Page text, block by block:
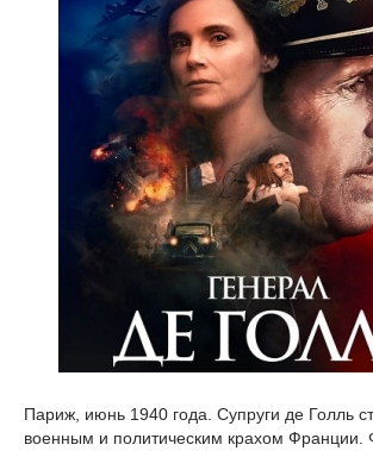
Париж, июнь 1940 года. Супруги де Голль
военным и политическим крахом Франции.